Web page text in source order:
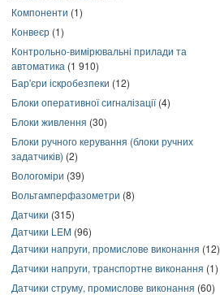
Компоненти (1)
Конвеєр (1)
Контрольно-вимірювальні прилади та
автоматика (1 910)
Бар'єри іскробезпеки (12)
Блоки оперативної сигналізації(4)
Блоки живлення (30)
Блоки ручного керування (блоки ручних
задатчиків) (2)
Вологоміри (39)
Вольтамперфазометри (8)
Датчики (315)
Датчики LEM (96)
Датчики напруги, промислове виконання (12)
Датчики напруги, транспортне виконання (1)
Датчики струму, промислове виконання (60)